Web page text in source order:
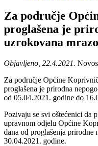
Za područje
proglašena je
uzrokovana
Objavljeno, 22.4.2021.
Za područje Općine
proglašena je prirodna
od 05.04.2021. godine do
Pozivaju se svi oštećenici da
upravnom odjelu Općine
dana od proglašenja prirodne
30.04.2021. godine.